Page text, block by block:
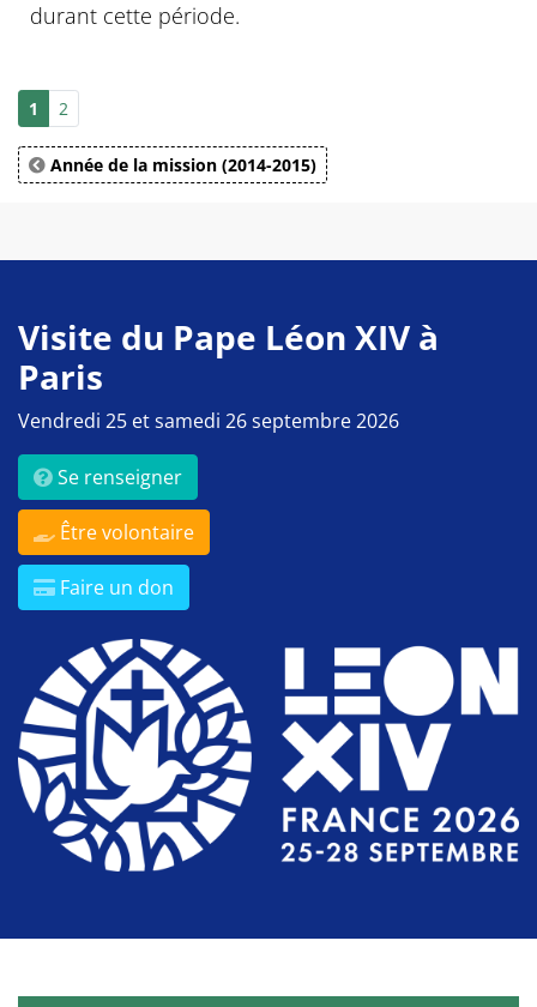
durant cette période.
1 2
Année de la mission (2014-2015)
Visite du Pape Léon XIV à
Paris
Vendredi 25 et samedi 26 septembre 2026
Se renseigner
Être volontaire
Faire un don